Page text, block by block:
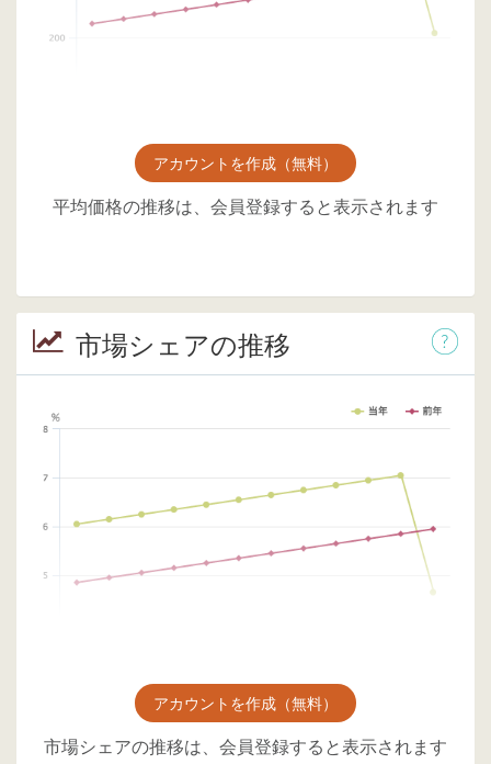
アカウントを作成（無料）
平均価格の推移は、会員登録すると表示されます
市場シェアの推移
アカウントを作成（無料）
市場シェアの推移は、会員登録すると表示されます